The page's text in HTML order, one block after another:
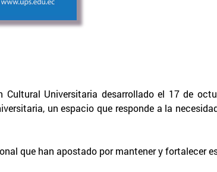
Universitaria desarrollado el 17 de
un espacio que responde a la
que han apostado por mantener y fortalecer